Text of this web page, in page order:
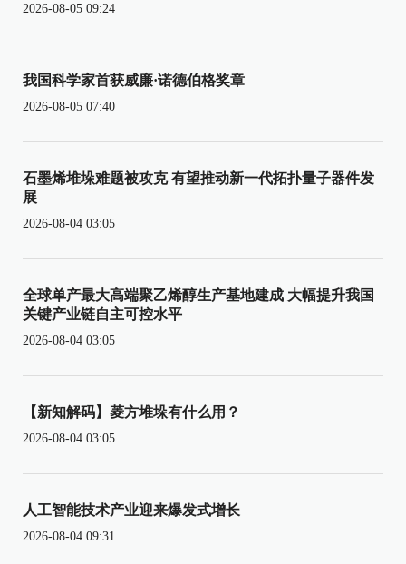
2026-08-05 09:24
我国科学家首获威廉·诺德伯格奖章
2026-08-05 07:40
石墨烯堆垛难题被攻克 有望推动新一代拓扑量子器件发
展
2026-08-04 03:05
全球单产最大高端聚乙烯醇生产基地建成 大幅提升我国
关键产业链自主可控水平
2026-08-04 03:05
【新知解码】菱方堆垛有什么用？
2026-08-04 03:05
人工智能技术产业迎来爆发式增长
2026-08-04 09:31